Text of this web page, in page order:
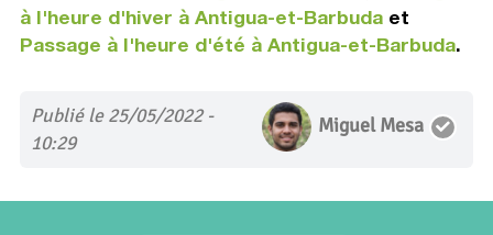
à l'heure d'hiver à Antigua-et-Barbudaet
Passage à l'heure d'été à Antigua-et-Barbuda.
Publié le 25/05/2022 -
10:29
Miguel Mesa